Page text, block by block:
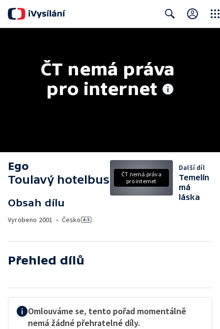
ČT nemá práva
pro internet
Ego
Toulavý hotelbus
Obsah dílu
Vyrobeno 2001 • Česko
ČT nemá práva
pro internet
Další díl
Temelín
má
láska
Přehled dílů
Omlouváme se, tento pořad momentálně
nemá žádné přehratelné díly.